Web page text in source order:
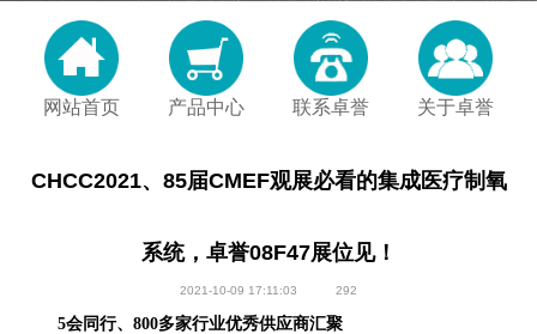
网站首页 产品中心 联系卓誉 关于卓誉
CHCC2021、85届CMEF观展必看的集成医疗制氧
系统，卓誉08F47展位见！
2021-10-09 17:11:03 292
5会同行、800多家行业优秀供应商汇聚